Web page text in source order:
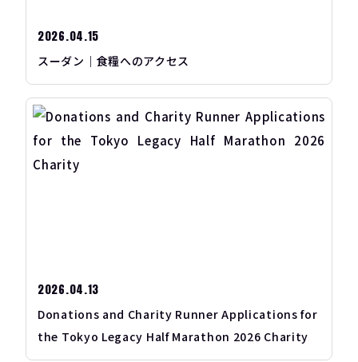
2026.04.15
スーダン｜食糧へのアクセス
2026.04.13
Donations and Charity Runner Applications for
the Tokyo Legacy Half Marathon 2026 Charity